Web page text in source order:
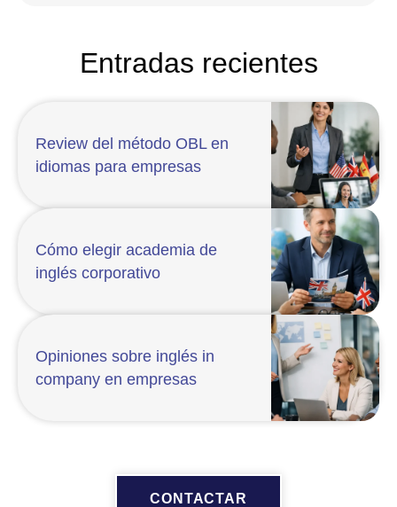
Entradas recientes
Review del método OBL en
idiomas para empresas
Cómo elegir academia de
inglés corporativo
Opiniones sobre inglés in
company en empresas
CONTACTAR